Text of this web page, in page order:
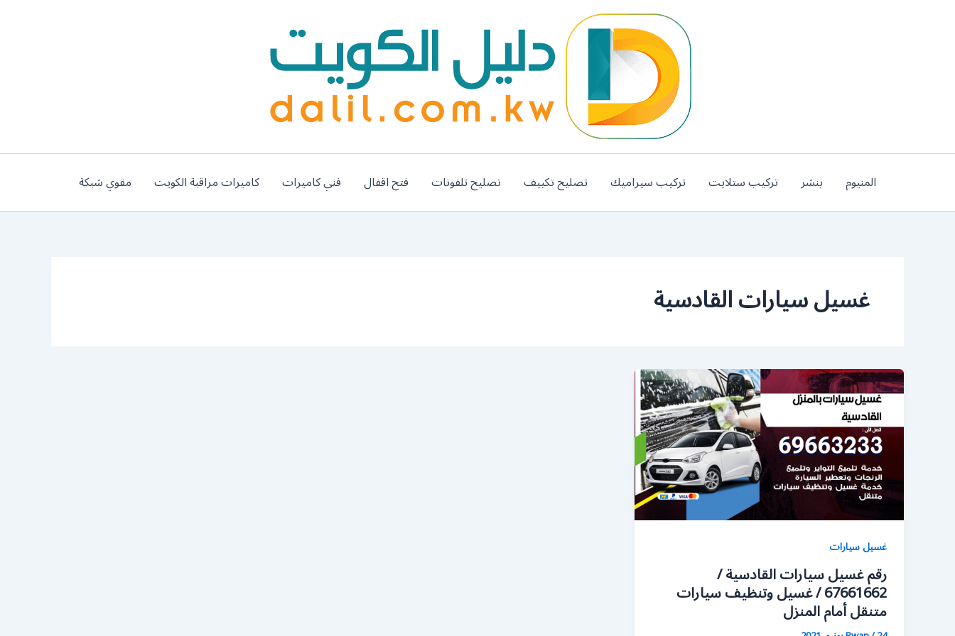
المنيوم بنشر تركيب ستلايت تركيب سيراميك تصليح تكييف تصليح تلفونات فتح اقفال فني كاميرات كاميرات مراقبة الكويت مقوي شبكة
غسيل سيارات القادسية
غسيل سيارات
رقم غسيل سيارات القادسية /
67661662 / غسيل وتنظيف سيارات
متنقل أمام المنزل